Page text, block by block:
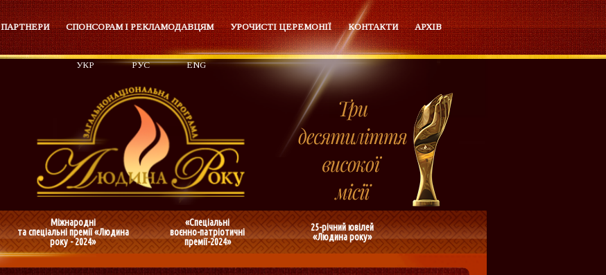
ПАРТНЕРИ СПОНСОРАМ І РЕКЛАМОДАВЦЯМ УРОЧИСТІ ЦЕРЕМОНІЇ КОНТАКТИ АРХІВ
УКР РУС ENG
Міжнародні
та спеціальні премії «Людина
року - 2024»
«Спеціальні
воєнно-патріотичні
премії-2024»
25-річний ювілей
«Людина року»